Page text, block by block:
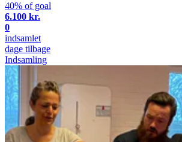
40% of goal
6.100 kr.
0
indsamlet
dage tilbage
Indsamling